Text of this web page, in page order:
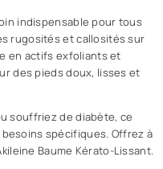
indispensable pour tous
rugosités et callosités sur
en actifs exfoliants et
des pieds doux, lisses et
souffriez de diabète, ce
spécifiques. Offrez à
Baume Kérato-Lissant.